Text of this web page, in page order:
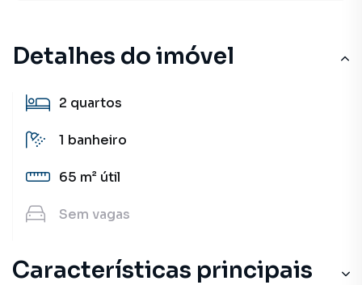
Detalhes do imóvel
2 quartos
1 banheiro
65 m² útil
Sem vagas
Características principais